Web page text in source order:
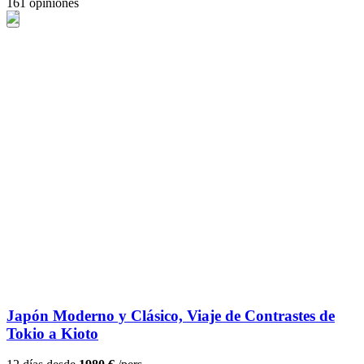
161 opiniones
Japón Moderno y Clásico, Viaje de Contrastes de
Tokio a Kioto